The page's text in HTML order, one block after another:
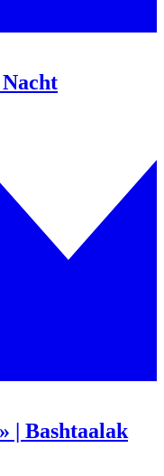
| Bashtaalak